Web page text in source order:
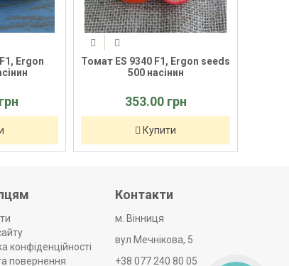
Томат ES 9340 F1, Ergon seeds
500 насінин
353.00 грн
Купити
конфіденційності
повернення
Контакти
м. Вінниця
вул Мечнікова, 5
+38 077 240 80 05